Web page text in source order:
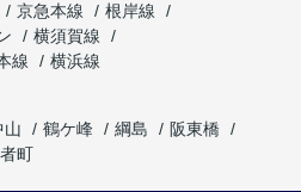
京急本線
根岸線
横須賀線
線
横浜線
山 鶴ケ峰 綱島
阪東橋
町